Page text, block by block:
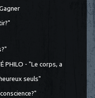
PHILO - "Le corps, a
seuls"